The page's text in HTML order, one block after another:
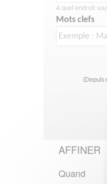
A quel endroit
Mots clefs
(Depuis
AFFINER
Quand